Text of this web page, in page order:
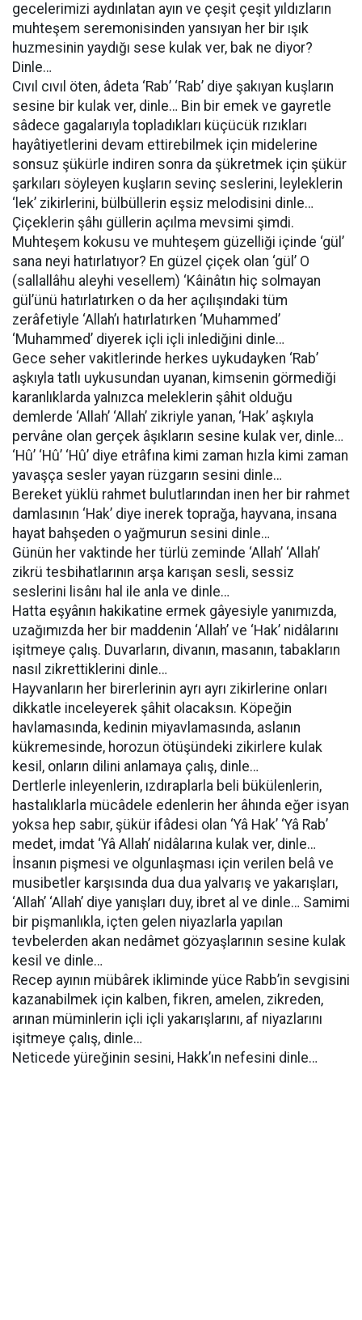
gecelerimizi aydınlatan ayın ve çeşit çeşit yıldızların
muhteşem seremonisinden yansıyan her bir ışık
huzmesinin yaydığı sese kulak ver, bak ne diyor?
Dinle…
Cıvıl cıvıl öten, âdeta ‘Rab’ ‘Rab’ diye şakıyan kuşların
sesine bir kulak ver, dinle… Bin bir emek ve gayretle
sâdece gagalarıyla topladıkları küçücük rızıkları
hayâtiyetlerini devam ettirebilmek için midelerine
sonsuz şükürle indiren sonra da şükretmek için şükür
şarkıları söyleyen kuşların sevinç seslerini, leyleklerin
‘lek’ zikirlerini, bülbüllerin eşsiz melodisini dinle…
Çiçeklerin şâhı güllerin açılma mevsimi şimdi.
Muhteşem kokusu ve muhteşem güzelliği içinde ‘gül’
sana neyi hatırlatıyor? En güzel çiçek olan ‘gül’ O
(sallallâhu aleyhi vesellem) ‘Kâinâtın hiç solmayan
gül’ünü hatırlatırken o da her açılışındaki tüm
zerâfetiyle ‘Allah’ı hatırlatırken ‘Muhammed’
‘Muhammed’ diyerek içli içli inlediğini dinle…
Gece seher vakitlerinde herkes uykudayken ‘Rab’
aşkıyla tatlı uykusundan uyanan, kimsenin görmediği
karanlıklarda yalnızca meleklerin şâhit olduğu
demlerde ‘Allah’ ‘Allah’ zikriyle yanan, ‘Hak’ aşkıyla
pervâne olan gerçek âşıkların sesine kulak ver, dinle…
‘Hû’ ‘Hû’ ‘Hû’ diye etrâfına kimi zaman hızla kimi zaman
yavaşça sesler yayan rüzgarın sesini dinle…
Bereket yüklü rahmet bulutlarından inen her bir rahmet
damlasının ‘Hak’ diye inerek toprağa, hayvana, insana
hayat bahşeden o yağmurun sesini dinle…
Günün her vaktinde her türlü zeminde ‘Allah’ ‘Allah’
zikrü tesbihatlarının arşa karışan sesli, sessiz
seslerini lisânı hal ile anla ve dinle…
Hatta eşyânın hakikatine ermek gâyesiyle yanımızda,
uzağımızda her bir maddenin ‘Allah’ ve ‘Hak’ nidâlarını
işitmeye çalış. Duvarların, divanın, masanın, tabakların
nasıl zikrettiklerini dinle…
Hayvanların her birerlerinin ayrı ayrı zikirlerine onları
dikkatle inceleyerek şâhit olacaksın. Köpeğin
havlamasında, kedinin miyavlamasında, aslanın
kükremesinde, horozun ötüşündeki zikirlere kulak
kesil, onların dilini anlamaya çalış, dinle…
Dertlerle inleyenlerin, ızdıraplarla beli bükülenlerin,
hastalıklarla mücâdele edenlerin her âhında eğer isyan
yoksa hep sabır, şükür ifâdesi olan ‘Yâ Hak’ ‘Yâ Rab’
medet, imdat ‘Yâ Allah’ nidâlarına kulak ver, dinle…
İnsanın pişmesi ve olgunlaşması için verilen belâ ve
musibetler karşısında dua dua yalvarış ve yakarışları,
‘Allah’ ‘Allah’ diye yanışları duy, ibret al ve dinle… Samimi
bir pişmanlıkla, içten gelen niyazlarla yapılan
tevbelerden akan nedâmet gözyaşlarının sesine kulak
kesil ve dinle…
Recep ayının mübârek ikliminde yüce Rabb’in sevgisini
kazanabilmek için kalben, fikren, amelen, zikreden,
arınan müminlerin içli içli yakarışlarını, af niyazlarını
işitmeye çalış, dinle…
Neticede yüreğinin sesini, Hakk’ın nefesini dinle…